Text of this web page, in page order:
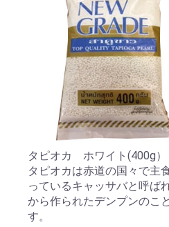
タピオカ ホワイト(400g）
タピオカは赤道の国々で主
っているキャッサバと呼ば
から作られたデンプンのこ
す。